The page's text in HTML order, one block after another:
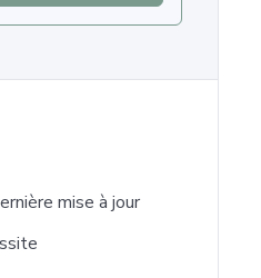
mise à jour